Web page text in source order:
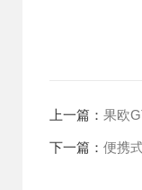
上一篇： 果欧
下一篇： 便携